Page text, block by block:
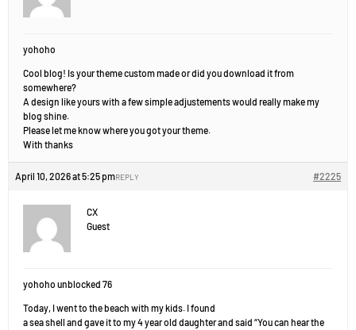
yohoho
Cool blog! Is your theme custom made or did you download it from
somewhere?
A design like yours with a few simple adjustements would really make my
blog shine.
Please let me know where you got your theme.
With thanks
April 10, 2026 at 5:25 pm #2225
REPLY
CX
Guest
yohoho unblocked 76
Today, I went to the beach with my kids. I found
a sea shell and gave it to my 4 year old daughter and said “You can hear the